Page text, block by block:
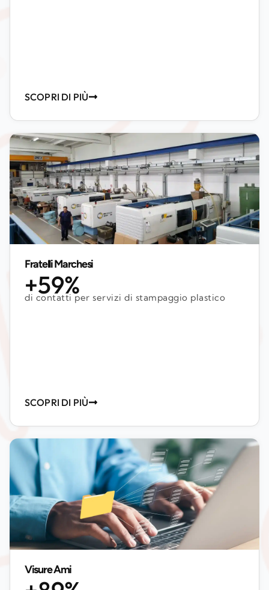
SCOPRI DI PIÙ
Fratelli Marchesi
+59%
di contatti per servizi di stampaggio plastico
SCOPRI DI PIÙ
Visure Ami